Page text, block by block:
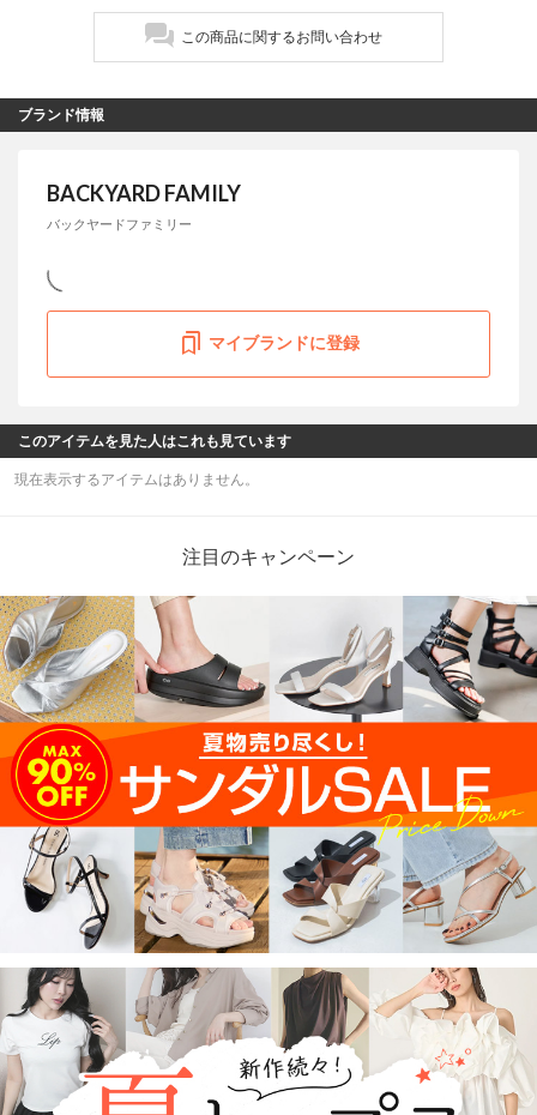
この商品に関するお問い合わせ
ブランド情報
BACKYARD FAMILY
バックヤードファミリー
マイブランドに登録
このアイテムを見た人はこれも見ています
現在表示するアイテムはありません。
注目のキャンペーン